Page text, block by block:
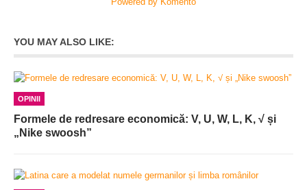
YOU MAY ALSO LIKE:
OPINII
Formele de redresare economică: V, U, W, L, K, √ și
„Nike swoosh”